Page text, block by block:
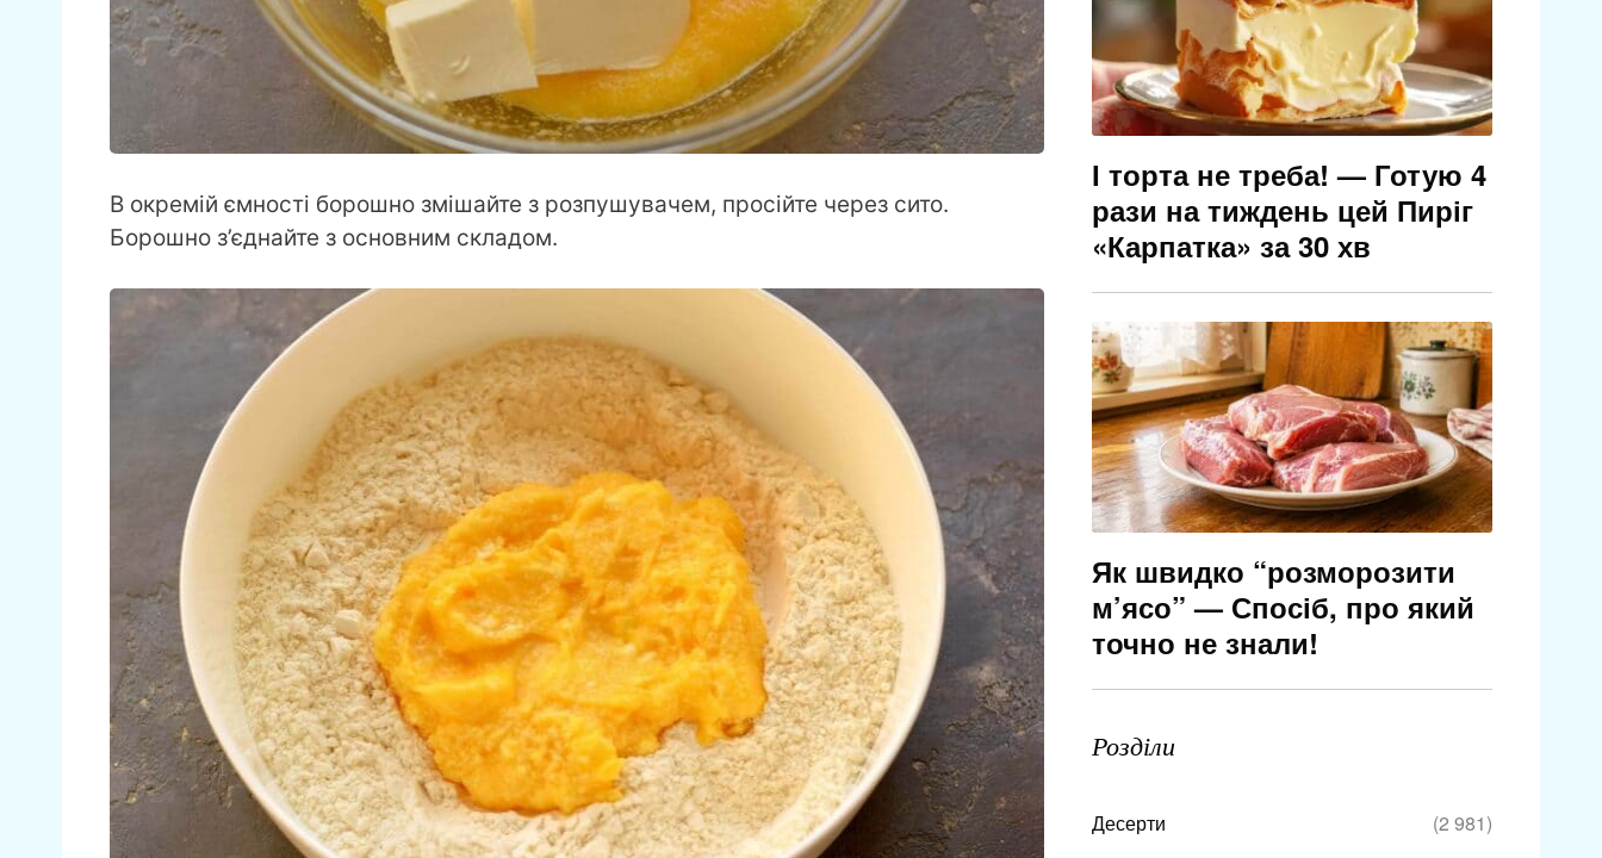
В окремій ємності борошно змішайте з розпушувачем, просійте через сито.
Борошно з’єднайте з основним складом.
І торта не треба! — Готую 4
рази на тиждень цей Пиріг
«Карпатка» за 30 хв
Як швидко “розморозити
м’ясо” — Спосіб, про який
точно не знали!
Розділи
Десерти
(2 981)